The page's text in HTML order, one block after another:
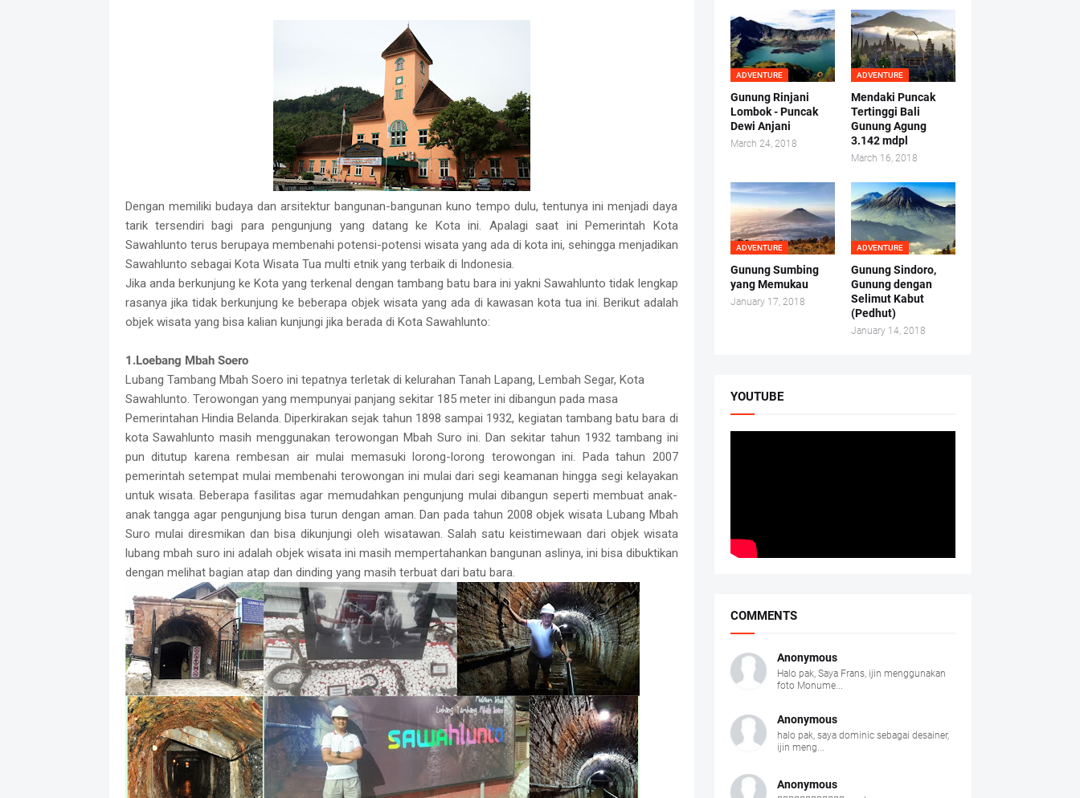
Dengan memiliki budaya dan arsitektur bangunan-bangunan kuno tempo dulu, tentunya ini menjadi daya
tarik tersendiri bagi para pengunjung yang datang ke Kota ini. Apalagi saat ini Pemerintah Kota
Sawahlunto terus berupaya membenahi potensi-potensi wisata yang ada di kota ini, sehingga menjadikan
Sawahlunto sebagai Kota Wisata Tua multi etnik yang terbaik di Indonesia.
Jika anda berkunjung ke Kota yang terkenal dengan tambang batu bara ini yakni Sawahlunto tidak lengkap
rasanya jika tidak berkunjung ke beberapa objek wisata yang ada di kawasan kota tua ini. Berikut adalah
objek wisata yang bisa kalian kunjungi jika berada di Kota Sawahlunto:
1.Loebang Mbah Soero
Lubang Tambang Mbah Soero ini tepatnya terletak di kelurahan Tanah Lapang, Lembah Segar, Kota
Sawahlunto. Terowongan yang mempunyai panjang sekitar 185 meter ini dibangun pada masa
Pemerintahan Hindia Belanda. Diperkirakan sejak tahun 1898 sampai 1932, kegiatan tambang batu bara di
kota Sawahlunto masih menggunakan terowongan Mbah Suro ini. Dan sekitar tahun 1932 tambang ini
pun ditutup karena rembesan air mulai memasuki lorong-lorong terowongan ini. Pada tahun 2007
pemerintah setempat mulai membenahi terowongan ini mulai dari segi keamanan hingga segi kelayakan
untuk wisata. Beberapa fasilitas agar memudahkan pengunjung mulai dibangun seperti membuat anak-
anak tangga agar pengunjung bisa turun dengan aman. Dan pada tahun 2008 objek wisata Lubang Mbah
Suro mulai diresmikan dan bisa dikunjungi oleh wisatawan. Salah satu keistimewaan dari objek wisata
lubang mbah suro ini adalah objek wisata ini masih mempertahankan bangunan aslinya, ini bisa dibuktikan
dengan melihat bagian atap dan dinding yang masih terbuat dari batu bara.
ADVENTURE
Gunung Rinjani
Lombok - Puncak
Dewi Anjani
March 24, 2018
ADVENTURE
Mendaki Puncak
Tertinggi Bali
Gunung Agung
3.142 mdpl
March 16, 2018
ADVENTURE
Gunung Sumbing
yang Memukau
January 17, 2018
ADVENTURE
Gunung Sindoro,
Gunung dengan
Selimut Kabut
(Pedhut)
January 14, 2018
YOUTUBE
COMMENTS
Anonymous
Halo pak, Saya Frans, ijin menggunakan
foto Monume...
Anonymous
halo pak, saya dominic sebagai desainer,
ijin meng...
Anonymous